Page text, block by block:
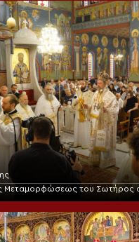
Μεταμορφώσεως του Σωτήρος